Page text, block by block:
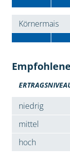
Körnermais
niedrig
mittel
hoch